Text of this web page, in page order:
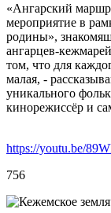
«Ангарский
мероприятие в
родины»,
ангарцев-
том, что для
малая, -
уникального
кинорежиссёр и
https://youtu.be/
756